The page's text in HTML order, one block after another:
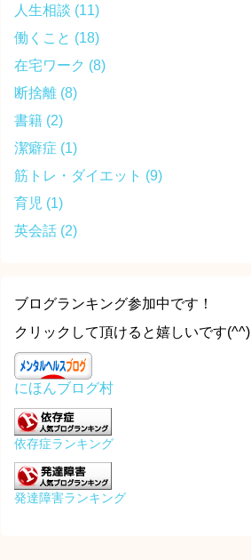
人生相談 (11)
働くこと (18)
在宅ワーク (8)
断捨離 (8)
書籍 (2)
潔癖症 (1)
筋トレ・ダイエット (9)
育児 (1)
英会話 (2)
ブログランキング参加中です！
クリックして頂けると嬉しいです(^^)
にほんブログ村
依存症ランキング
発達障害ランキング